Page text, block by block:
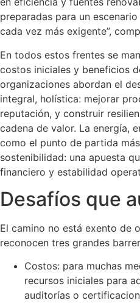
preparadas para un
cada vez más exigente”,
En todos estos frentes se
costos iniciales y beneficios
organizaciones abordan el
integral, holística: mejorar
reputación, y construir
cadena de valor. La energía,
como el punto de partida
sostenibilidad: una apuesta
financiero y estabilidad
Desafíos que
El camino no está exento de
reconocen tres grandes
Costos: para muchas
recursos iniciales para
auditorías o